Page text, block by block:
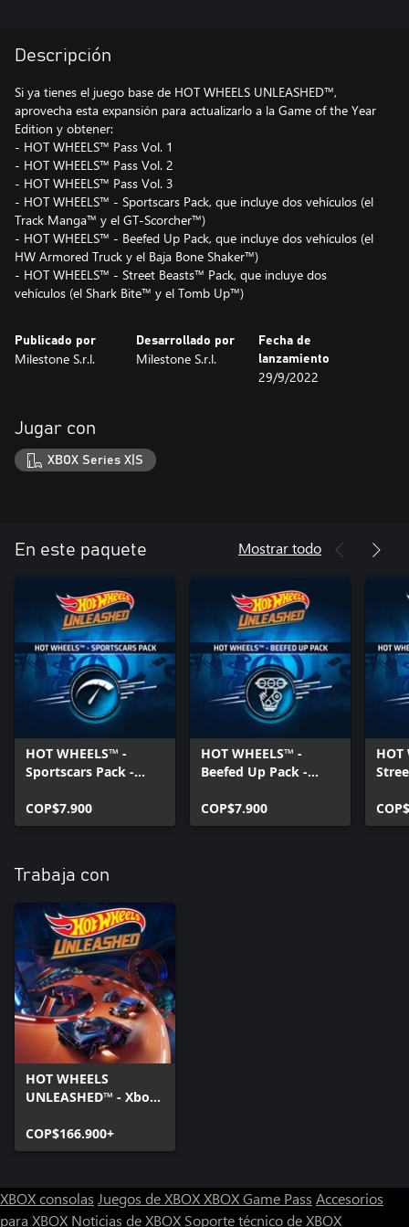
Descripción
Si ya tienes el juego base de HOT WHEELS UNLEASHED™,
aprovecha esta expansión para actualizarlo a la Game of the Year
Edition y obtener:
- HOT WHEELS™ Pass Vol. 1
- HOT WHEELS™ Pass Vol. 2
- HOT WHEELS™ Pass Vol. 3
- HOT WHEELS™ - Sportscars Pack, que incluye dos vehículos (el
Track Manga™ y el GT-Scorcher™)
- HOT WHEELS™ - Beefed Up Pack, que incluye dos vehículos (el
HW Armored Truck y el Baja Bone Shaker™)
- HOT WHEELS™ - Street Beasts™ Pack, que incluye dos
vehículos (el Shark Bite™ y el Tomb Up™)
Publicado por
Milestone S.r.l.
Desarrollado por
Milestone S.r.l.
Fecha de
lanzamiento
29/9/2022
Jugar con
XBOX Series X|S
En este paquete Mostrar todo
HOT WHEELS™ -
Sportscars Pack -
COP$7.900
HOT WHEELS™ -
Beefed Up Pack -
COP$7.900
HOT
Trabaja con
HOT WHEELS
UNLEASHED™ - Xbox
COP$166.900+
XBOX consolas Juegos de XBOXXBOX Game Pass Accesorios
para XBOX Noticias de XBOX Soporte técnico de XBOX